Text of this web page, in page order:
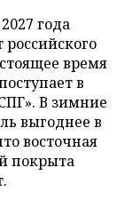
года
время
в
В зимние
выгоднее в
восточная
покрыта